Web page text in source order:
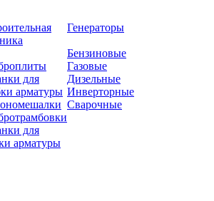
для
арматуры
для
арматуры
Генераторы
Бензиновые
Газовые
Дизельные
Инверторные
Сварочные